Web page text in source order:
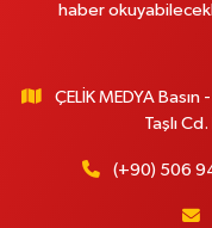
haber
ÇELİK MEDYA Basın
Taşlı
(+90) 506